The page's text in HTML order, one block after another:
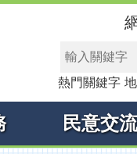
熱門關鍵字
民意交流